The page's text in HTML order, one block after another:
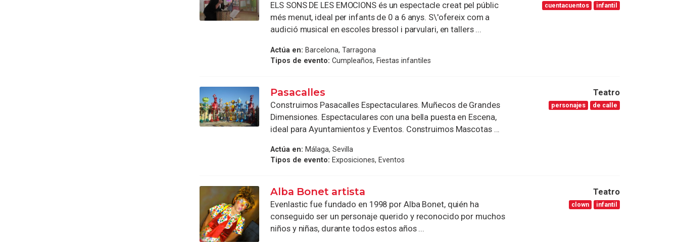
ELS SONS DE LES EMOCIONS és un espectacle creat pel públic
més menut, ideal per infants de 0 a 6 anys. S\'ofereix com a
audició musical en escoles bressol i parvulari, en tallers ...
Actúa en: Barcelona, Tarragona
Tipos de evento: Cumpleaños, Fiestas infantiles
cuentacuentos infantil
Pasacalles
Construimos Pasacalles Espectaculares. Muñecos de Grandes
Dimensiones. Espectaculares con una bella puesta en Escena,
ideal para Ayuntamientos y Eventos. Construimos Mascotas ...
Actúa en: Málaga, Sevilla
Tipos de evento: Exposiciones, Eventos
Teatro
personajes de calle
Alba Bonet artista
Evenlastic fue fundado en 1998 por Alba Bonet, quién ha
conseguido ser un personaje querido y reconocido por muchos
niños y niñas, durante todos estos años ...
Teatro
clown infantil